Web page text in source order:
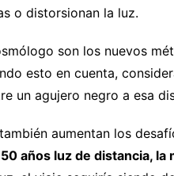
o distorsionan la luz.
son los nuevos
esto en cuenta,
un agujero negro a esa
aumentan los
años luz de distancia, la